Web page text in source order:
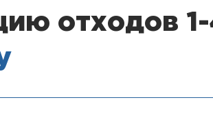
отходов